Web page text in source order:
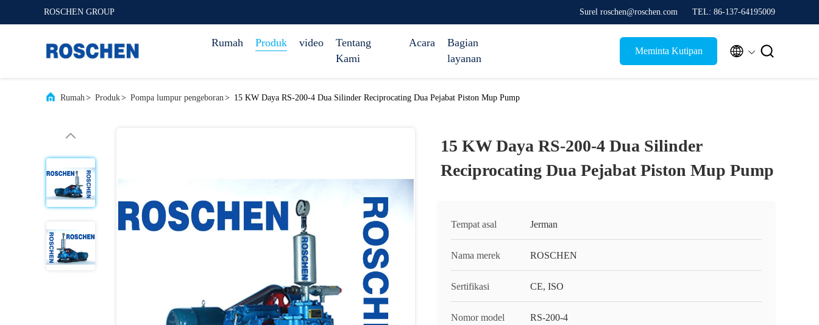
ROSCHEN GROUP Surel roschen@roschen.com TEL: 86-137-64195009
Rumah Produk video
Tentang
Kami
Acara
Bagian
layanan
Meminta Kutipan  
Rumah> Produk> Pompa lumpur pengeboran> 15 KW Daya RS-200-4 Dua Silinder Reciprocating Dua Pejabat Piston Mup Pump
15 KW Daya RS-200-4 Dua Silinder
Reciprocating Dua Pejabat Piston Mup Pump
Tempat asal Jerman
Nama merek ROSCHEN
Sertifikasi CE, ISO
Nomor model RS-200-4